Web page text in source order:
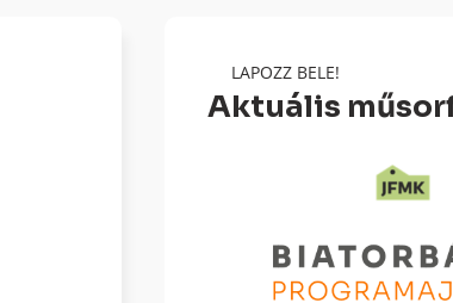
LAPOZZ BELE!
Aktuális